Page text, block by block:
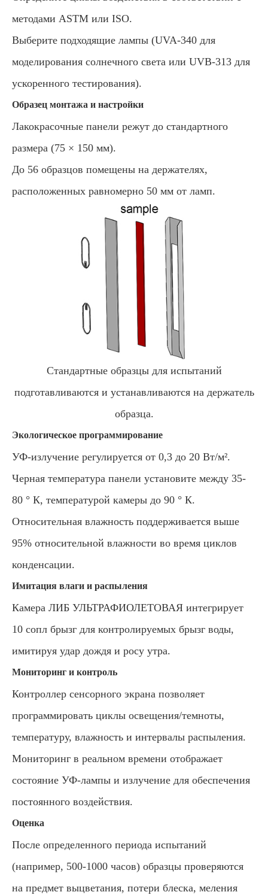
методами ASTM или ISO.
Выберите подходящие лампы (UVA-340 для
моделирования солнечного света или UVB-313 для
ускоренного тестирования).
Образец монтажа и настройки
Лакокрасочные панели режут до стандартного
размера (75 × 150 мм).
До 56 образцов помещены на держателях,
расположенных равномерно 50 мм от ламп.
Стандартные образцы для испытаний
подготавливаются и устанавливаются на держатель
образца.
Экологическое программирование
УФ-излучение регулируется от 0,3 до 20 Вт/м².
Черная температура панели установите между 35-
80 ° К, температурой камеры до 90 ° К.
Относительная влажность поддерживается выше
95% относительной влажности во время циклов
конденсации.
Имитация влаги и распыления
Камера ЛИБ УЛЬТРАФИОЛЕТОВАЯ интегрирует
10 сопл брызг для контролируемых брызг воды,
имитируя удар дождя и росу утра.
Мониторинг и контроль
Контроллер сенсорного экрана позволяет
программировать циклы освещения/темноты,
температуру, влажность и интервалы распыления.
Мониторинг в реальном времени отображает
состояние УФ-лампы и излучение для обеспечения
постоянного воздействия.
Оценка
После определенного периода испытаний
(например, 500-1000 часов) образцы проверяются
на предмет выцветания, потери блеска, меления